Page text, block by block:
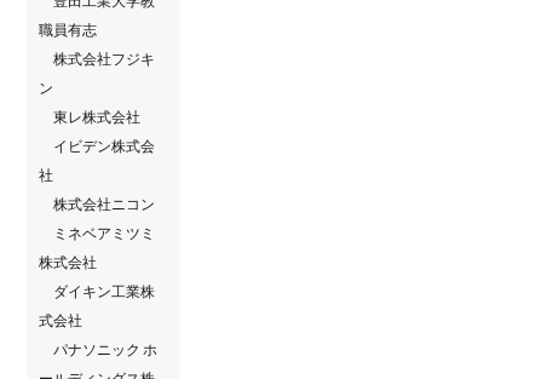
職員有志
株式会社フジキ
ン
東レ株式会社
イビデン株式会
社
株式会社ニコン
ミネベアミツミ
株式会社
ダイキン工業株
式会社
パナソニック ホ